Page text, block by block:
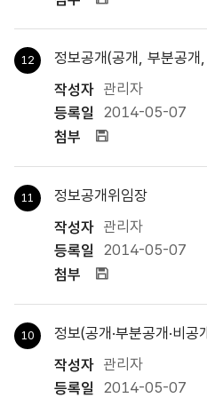
12
정보공개(공개, 부분공개
관리자
2014-05-07
11
정보공개위임장
관리자
2014-05-07
10
정보(공개·부분공개·비공
관리자
2014-05-07